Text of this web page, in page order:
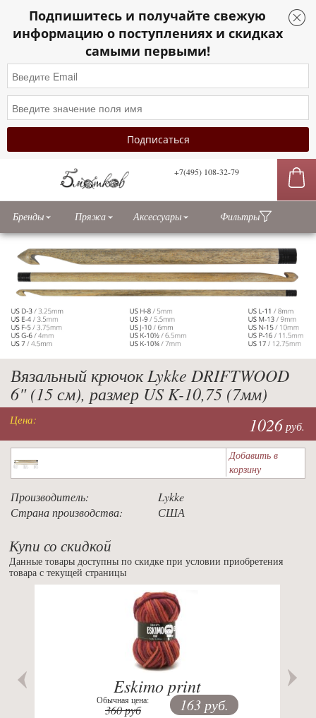
Подпишитесь и получайте свежую
информацию о поступлениях и скидках
самыми первыми!
+7(495) 108-32-79
Бренды Пряжа Аксессуары Фильтры
Вязальный крючок Lykke DRIFTWOOD
6" (15 см), размер US K-10,75 (7мм)
Цена: 1026руб.
Добавить в
корзину
Производитель:
Lykke
Страна производства:
США
Купи со скидкой
Данные товары доступны по скидке при условии приобретения
товара с текущей страницы
Eskimo print
Обычная цена:
360 руб 163 руб.